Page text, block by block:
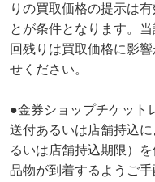
りの買取価格の提示は
とが条件となります。
回残りは買取価格に影
せください。
●金券ショップチケット
送付あるいは店舗持込
るいは店舗持込期限）
品物が到着するようご